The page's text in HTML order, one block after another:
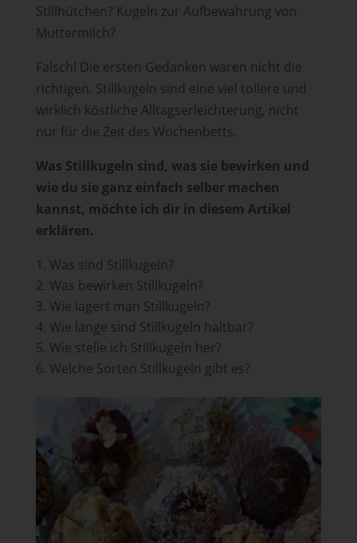
Stillhütchen? Kugeln zur Aufbewahrung von
Muttermilch?
Falsch! Die ersten Gedanken waren nicht die
richtigen. Stillkugeln sind eine viel tollere und
wirklich köstliche Alltagserleichterung, nicht
nur für die Zeit des Wochenbetts.
Was Stillkugeln sind, was sie bewirken und
wie du sie ganz einfach selber machen
kannst, möchte ich dir in diesem Artikel
erklären.
Was sind Stillkugeln?
Was bewirken Stillkugeln?
Wie lagert man Stillkugeln?
Wie lange sind Stillkugeln haltbar?
Wie stelle ich Stillkugeln her?
Welche Sorten Stillkugeln gibt es?